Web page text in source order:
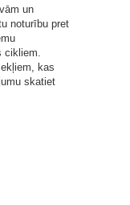
un
noturību pret
cikliem.
kas
skatiet